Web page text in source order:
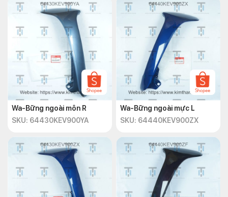
Wa-Bững ngoài môn R
SKU: 64430KEV900YA
Wa-Bững ngoài mực L
SKU: 64440KEV900ZX